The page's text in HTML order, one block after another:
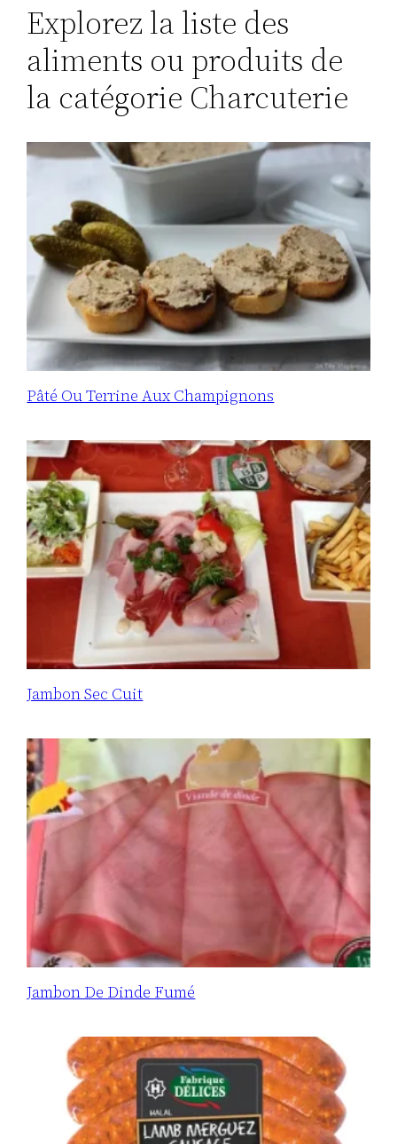
Explorez la liste des
aliments ou produits de
la catégorie Charcuterie
Pâté Ou Terrine Aux Champignons
Jambon Sec Cuit
Jambon De Dinde Fumé